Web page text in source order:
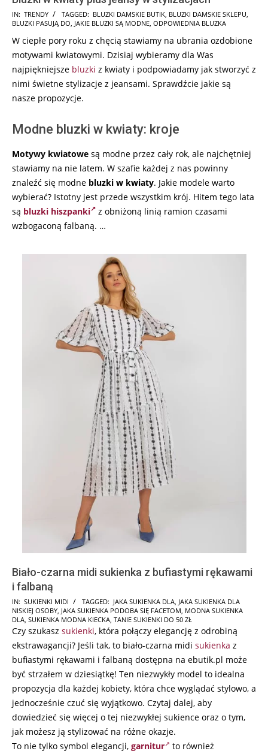
2026-
02-
19
IN: TRENDY TAGGED: BLUZKI DAMSKIE BUTIK BLUZKI DAMSKIE SKLEPU
BLUZKI PASUJĄ DO JAKIE BLUZKI SĄ MODNE ODPOWIEDNIA BLUZKA
W ciepłe pory roku z chęcią stawiamy na ubrania ozdobione
motywami kwiatowymi. Dzisiaj wybieramy dla Was
najpiękniejsze bluzki z kwiaty i podpowiadamy jak stworzyć z
nimi świetne stylizacje z jeansami. Sprawdźcie jakie są
nasze propozycje.
Modne bluzki w kwiaty: kroje
Motywy kwiatowe są modne przez cały rok, ale najchętniej
stawiamy na nie latem. W szafie każdej z nas powinny
znaleźć się modne bluzki w kwiaty. Jakie modele warto
wybierać? Istotny jest przede wszystkim krój. Hitem tego lata
są bluzki hiszpanki
z obniżoną linią ramion czasami
wzbogaconą falbaną. …
Biało-czarna midi sukienka z bufiastymi rękawami
i falbaną
2026-
02-
19
IN: SUKIENKI MIDI TAGGED: JAKA SUKIENKA DLA, JAKA SUKIENKA DLA
NISKIEJ OSOBY, JAKA SUKIENKA PODOBA SIĘ FACETOM, MODNA SUKIENKA
DLA, SUKIENKA MODNA KIECKA, TANIE SUKIENKI DO 50 ZŁ
Czy szukasz sukienki, która połączy elegancję z odrobiną
ekstrawagancji? Jeśli tak, to biało-czarna midi sukienka z
bufiastymi rękawami i falbaną dostępna na ebutik.pl może
być strzałem w dziesiątkę! Ten niezwykły model to idealna
propozycja dla każdej kobiety, która chce wyglądać stylowo, a
jednocześnie czuć się wyjątkowo. Czytaj dalej, aby
dowiedzieć się więcej o tej niezwykłej sukience oraz o tym,
jak możesz ją stylizować na różne okazje.
To nie tylko symbol elegancji, garnitur
to również